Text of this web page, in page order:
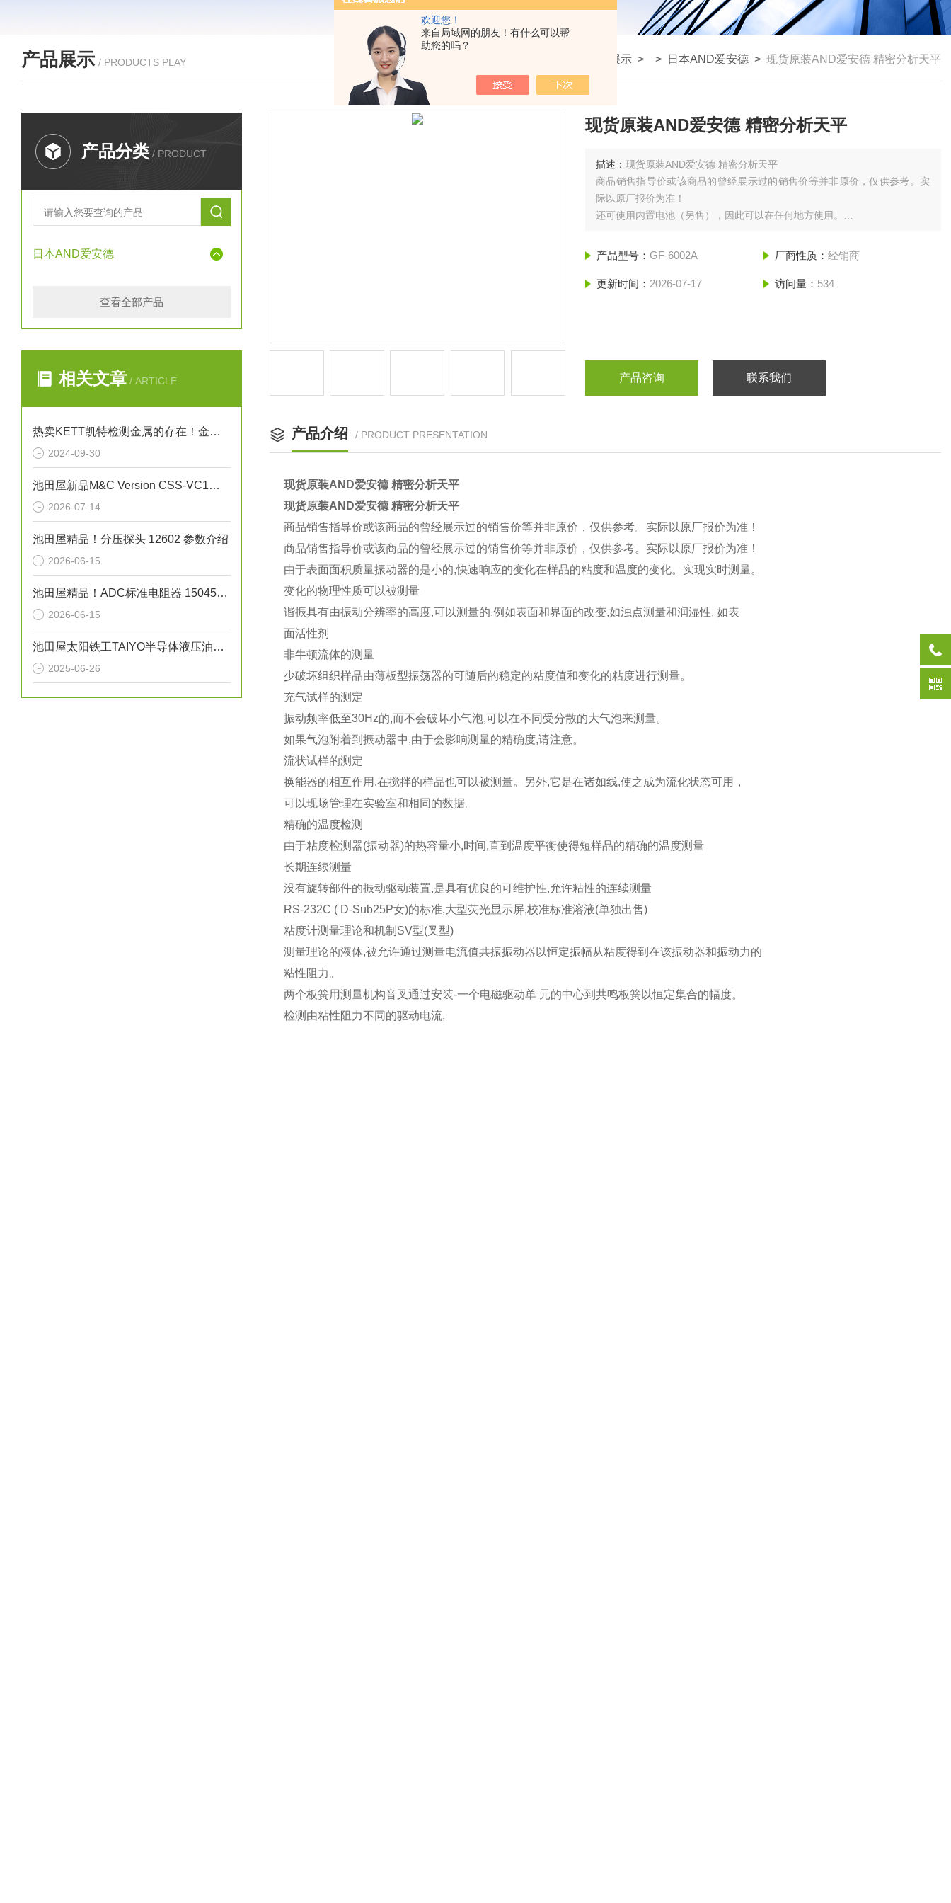
欢迎您！
来自局域网的朋友！有什么可以帮
助您的吗？
产品展示 / PRODUCTS PLAY 产品展示 > > 日本AND爱安德 > 现货原装AND爱安德 精密分析天平
产品分类 / PRODUCT
日本AND爱安德
查看全部产品
相关文章 / ARTICLE
热卖KETT凯特检测金属的存在！金属探测器 EB-610
2024-09-30
池田屋新品M&C Version CSS-VC1一体化气体预处理系统
2026-07-14
池田屋精品！分压探头 12602 参数介绍
2026-06-15
池田屋精品！ADC标准电阻器 15045系列 参数介绍
2026-06-15
池田屋太阳铁工TAIYO半导体液压油缸用途
2025-06-26
现货原装AND爱安德 精密分析天平
描述：现货原装AND爱安德 精密分析天平
商品销售指导价或该商品的曾经展示过的销售价等并非原价，仅供参考。实
际以原厂报价为准！
还可使用内置电池（另售），因此可以在任何地方使用。
产品型号： GF-6002A 厂商性质： 经销商
更新时间： 2026-07-17 访问量： 534
产品咨询 联系我们
产品介绍 / PRODUCT PRESENTATION
现货原装AND爱安德 精密分析天平
现货原装AND爱安德 精密分析天平
商品销售指导价或该商品的曾经展示过的销售价等并非原价，仅供参考。实际以原厂报价为准！
商品销售指导价或该商品的曾经展示过的销售价等并非原价，仅供参考。实际以原厂报价为准！
由于表面面积质量振动器的是小的,快速响应的变化在样品的粘度和温度的变化。实现实时测量。
变化的物理性质可以被测量
谐振具有由振动分辨率的高度,可以测量的,例如表面和界面的改变,如浊点测量和润湿性, 如表
面活性剂
非牛顿流体的测量
少破坏组织样品由薄板型振荡器的可随后的稳定的粘度值和变化的粘度进行测量。
充气试样的测定
振动频率低至30Hz的,而不会破坏小气泡,可以在不同受分散的大气泡来测量。
如果气泡附着到振动器中,由于会影响测量的精确度,请注意。
流状试样的测定
换能器的相互作用,在搅拌的样品也可以被测量。另外,它是在诸如线,使之成为流化状态可用，
可以现场管理在实验室和相同的数据。
精确的温度检测
由于粘度检测器(振动器)的热容量小,时间,直到温度平衡使得短样品的精确的温度测量
长期连续测量
没有旋转部件的振动驱动装置,是具有优良的可维护性,允许粘性的连续测量
RS-232C ( D-Sub25P女)的标准,大型荧光显示屏,校准标准溶液(单独出售)
粘度计测量理论和机制SV型(叉型)
测量理论的液体,被允许通过测量电流值共振振动器以恒定振幅从粘度得到在该振动器和振动力的
粘性阻力。
两个板簧用测量机构音叉通过安装-一个电磁驱动单 元的中心到共鸣板簧以恒定集合的幅度。
检测由粘性阻力不同的驱动电流,